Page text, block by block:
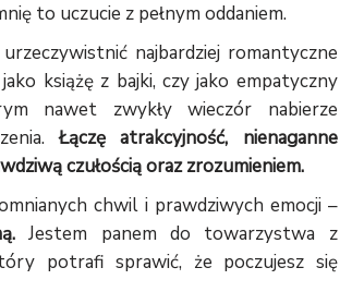
to uczucie z pełnym oddaniem.
najbardziej romantyczne
książę z bajki, czy jako empatyczny
nawet zwykły wieczór nabierze
Łączę atrakcyjność, nienaganne
czułością oraz zrozumieniem.
chwil i prawdziwych emocji –
Jestem panem do towarzystwa z
potrafi sprawić, że poczujesz się